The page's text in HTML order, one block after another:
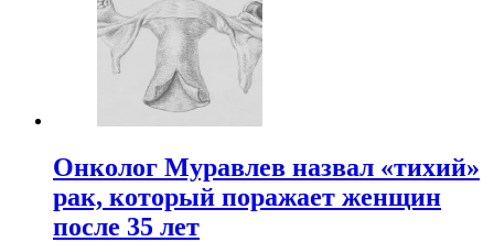
Онколог Муравлев назвал «тихий»
рак, который поражает женщин
после 35 лет